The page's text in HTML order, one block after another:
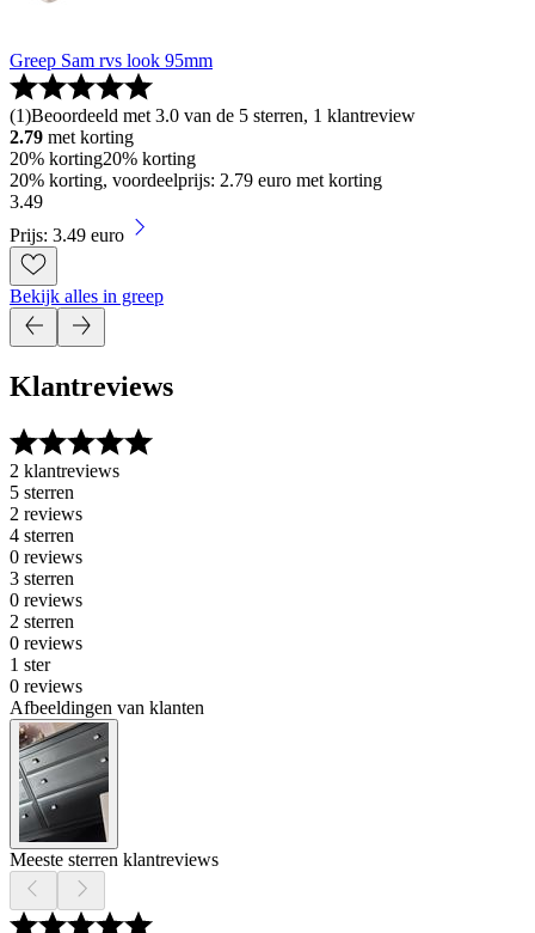
Greep Sam rvs look 95mm
(1)Beoordeeld met 3.0 van de 5 sterren, 1 klantreview
2.79 met korting
20% korting20% korting
20% korting, voordeelprijs: 2.79 euro met korting
3.49
Prijs: 3.49 euro
Bekijk alles in greep
Klantreviews
2 klantreviews
5 sterren
2 reviews
4 sterren
0 reviews
3 sterren
0 reviews
2 sterren
0 reviews
1 ster
0 reviews
Afbeeldingen van klanten
Meeste sterren klantreviews